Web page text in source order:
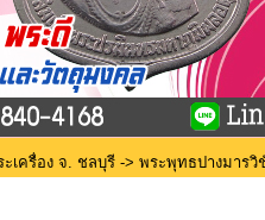
ะเครื่อง จ. ชลบุรี -> พระพุทธปางมาร